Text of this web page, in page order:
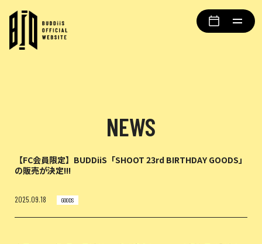
NEWS
【FC会員限定】BUDDiiS「SHOOT 23rd BIRTHDAY GOODS」
の販売が決定!!!
2025.09.18 GOODS